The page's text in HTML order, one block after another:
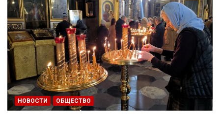
НОВОСТИ ОБЩЕСТВО